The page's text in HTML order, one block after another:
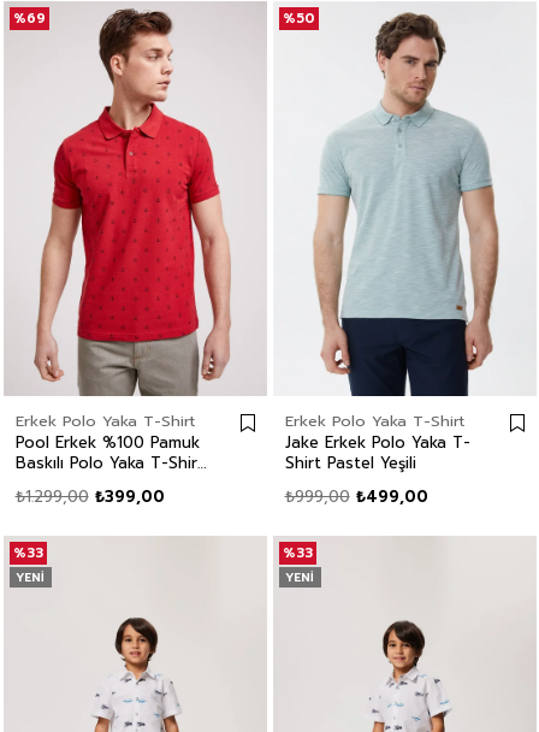
Erkek Polo Yaka T-Shirt
Pool Erkek %100 Pamuk
Baskılı Polo Yaka T-Shirt
₺399,00
₺1.299,00
%69
Erkek Polo Yaka T-Shirt
Jake Erkek Polo Yaka T-
Shirt Pastel Yeşili
₺499,00
₺999,00
%50
%33
YENI
%33
YENI